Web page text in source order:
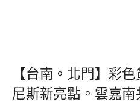
【台南。北門】彩
尼斯新亮點。雲嘉南